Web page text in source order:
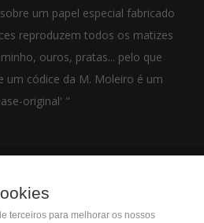
um papel especial fabricado
reproduzem todos os matizes
ouros, pratas... pelo que
um códice da M. Moleiro é um
original' "
402 091
terceiros para melhorar os nossos